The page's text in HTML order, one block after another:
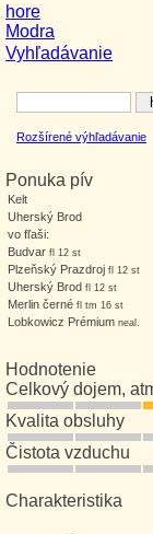
Vyhľadávanie
Rozšírené výhľadávanie
Ponuka pív
Kelt
Uherský Brod
vo fľaši:
Budvar fl 12 st
Plzeňský Prazdroj fl 12 st
Uherský Brod fl 12 st
Merlin černé fl tm 16 st
Lobkowicz Prémium neal.
Hodnotenie
Celkový dojem,
Kvalita obsluhy
Čistota vzduchu
Charakteristika
hore
Modra